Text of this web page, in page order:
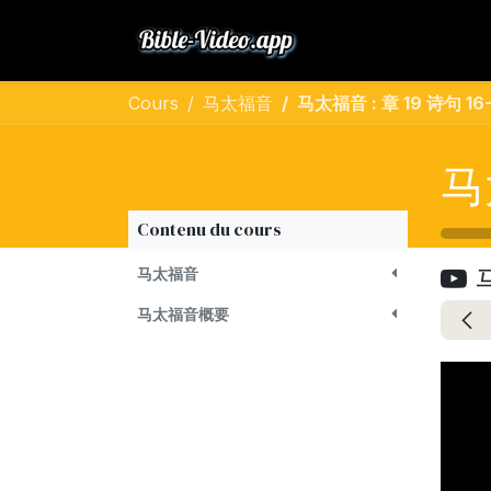
Cours 马太福音 马太福音 : 章 19 诗句
Contenu du cours
马太福音
马太福音概要